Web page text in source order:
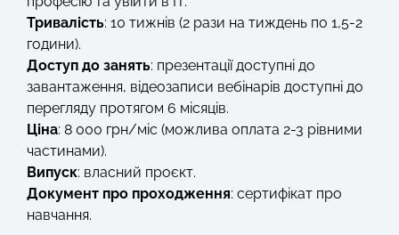
Тривалість: 10 тижнів (2 рази на тиждень по 1,5-2
години).
Доступ до занять: презентації доступні до
завантаження, відеозаписи вебінарів доступні до
перегляду протягом 6 місяців.
Ціна: 8 000 грн/міс (можлива оплата 2-3 рівними
частинами).
Випуск: власний проєкт.
Документ про проходження: сертифікат про
навчання.